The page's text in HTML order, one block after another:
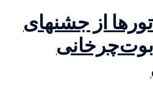
از جشنهای
تابوت‌چرخانی